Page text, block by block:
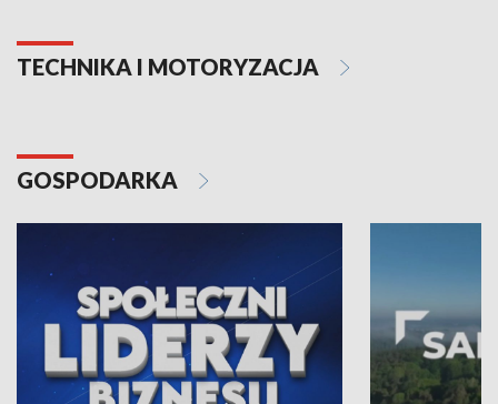
TECHNIKA I MOTORYZACJA
GOSPODARKA